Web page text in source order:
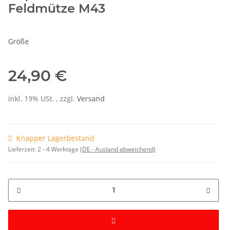
Feldmütze M43
Größe
24,90 €
inkl. 19% USt. , zzgl. Versand
Knapper Lagerbestand
Lieferzeit:2 - 4 Werktage (DE - Ausland abweichend)